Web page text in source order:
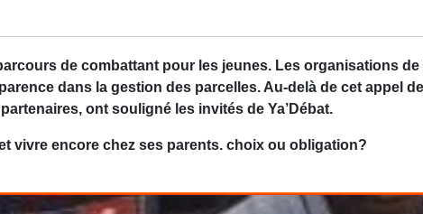
de combattant pour les jeunes. Les organisations
dans la gestion des parcelles. Au-delà de cet appel
ont souligné les invités de Ya’Débat.
vivre encore chez ses parents. choix ou obligation?